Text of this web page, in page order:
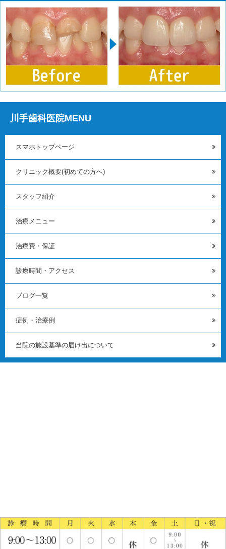
川手歯科医院MENU
スマホトップページ
クリニック概要(初めての方へ)
スタッフ紹介
治療メニュー
治療費・保証
診療時間・アクセス
ブログ一覧
症例・治療例
当院の施設基準の届け出について